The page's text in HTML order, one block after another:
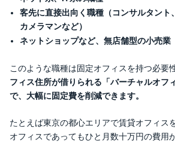
客先に直接出向く職種（コンサルタント
カメラマンなど）
ネットショップなど、無店舗型の小売業
このような職種は固定オフィスを持つ必要
フィス住所が借りられる「バーチャルオフ
で、大幅に固定費を削減できます。
たとえば東京の都心エリアで賃貸オフィス
オフィスであってもひと月数十万円の費用